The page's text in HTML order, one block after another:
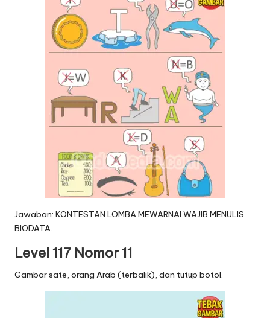
Jawaban: KONTESTAN LOMBA MEWARNAI WAJIB MENULIS
BIODATA.
Level 117 Nomor 11
Gambar sate, orang Arab (terbalik), dan tutup botol.